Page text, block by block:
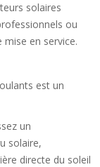
solaires
ou
en service.
est un
un
solaire,
directe du soleil